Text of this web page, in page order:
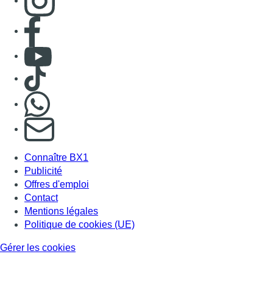
Consulter page Facebook
Consulter Youtube
Consulter TikTok
S'abonner à notre newsletter
Connaître BX1
Publicité
Offres d'emploi
Contact
Mentions légales
Politique de cookies (UE)
Gérer les cookies